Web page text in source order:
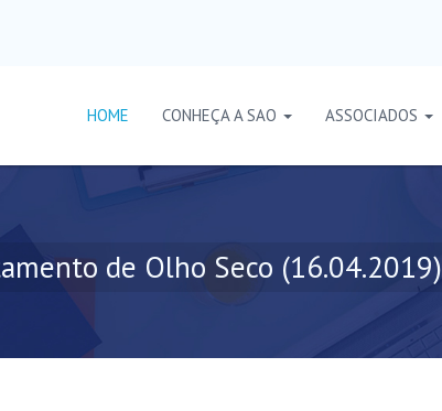
HOME CONHEÇA A SAO ASSOCIADOS
de Olho Seco (16.04.2019)